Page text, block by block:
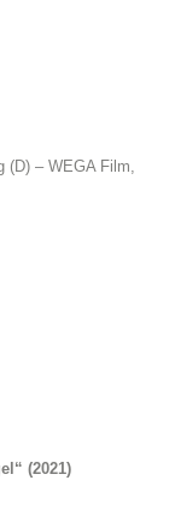
(D) – WEGA Film,
(2021)